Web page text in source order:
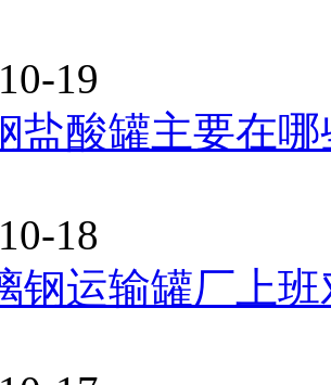
19
盐酸罐主要在
18
钢运输罐厂上